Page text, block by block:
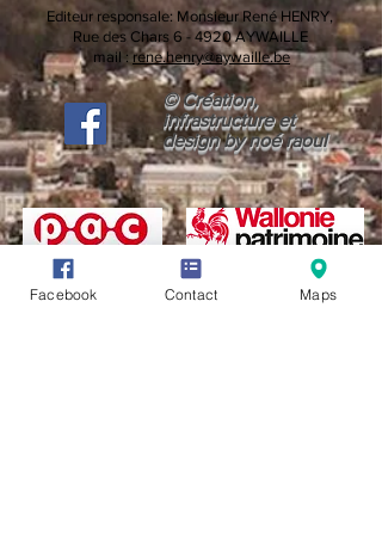
Editeur responsale: Monsieur René HENRY,
Rue des Chars 6 - 4920 AYWAILLE
mail :rene.henry@aywaille.be
© Création,
infrastructure et
design by noé raoul
Facebook Contact Maps